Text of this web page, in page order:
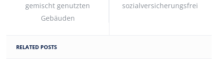
gemischt genutzten
Gebäuden
sozialversicherungsfrei
RELATED POSTS